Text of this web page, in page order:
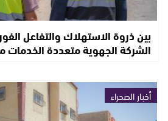
بين ذروة الاستهلاك والتفاعل
الشركة الجهوية متعددة
أخبار الصحراء